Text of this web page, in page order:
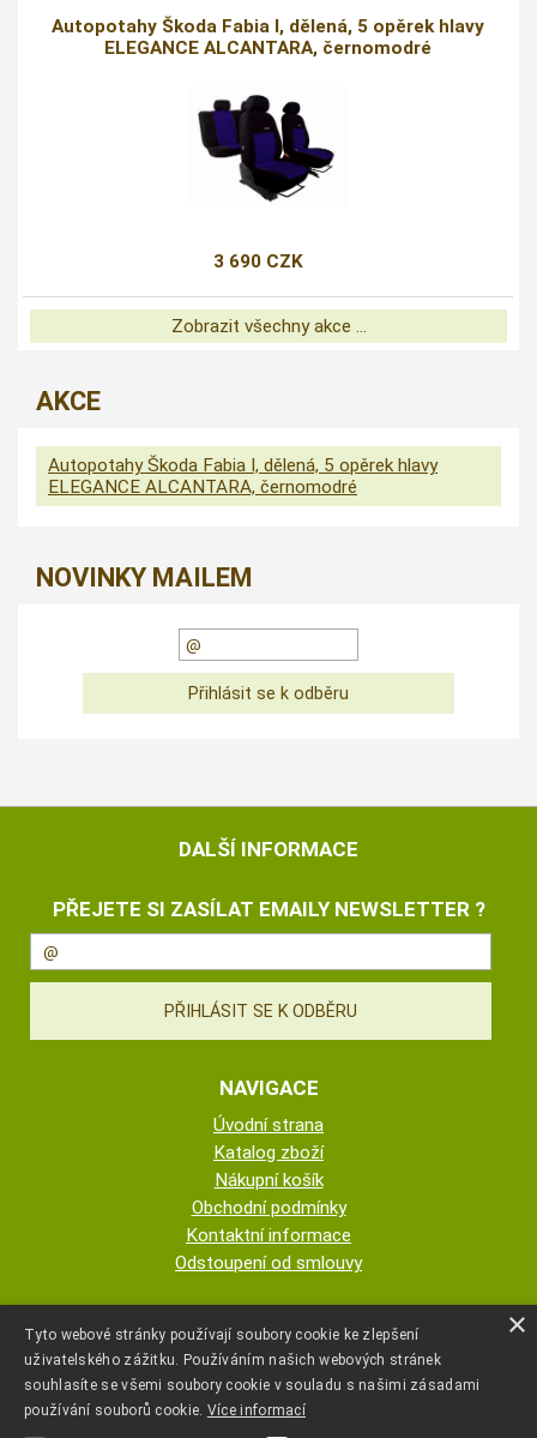
Autopotahy Škoda Fabia I, dělená, 5 opěrek hlavy
ELEGANCE ALCANTARA, černomodré
3 690 CZK
Zobrazit všechny akce ...
AKCE
Autopotahy Škoda Fabia I, dělená, 5 opěrek hlavy
ELEGANCE ALCANTARA, černomodré
NOVINKY MAILEM
DALŠÍ INFORMACE
PŘEJETE SI ZASÍLAT EMAILY NEWSLETTER ?
NAVIGACE
Úvodní strana
Katalog zboží
Nákupní košík
Obchodní podmínky
Kontaktní informace
Odstoupení od smlouvy
AUTOPOTAHY NOVOTNÝ - KRISTA
NOVOTNÁ
×
Tyto webové stránky používají soubory cookie ke zlepšení
uživatelského zážitku. Používáním našich webových stránek
souhlasíte se všemi soubory cookie v souladu s našimi zásadami
používání souborů cookie. Více informací